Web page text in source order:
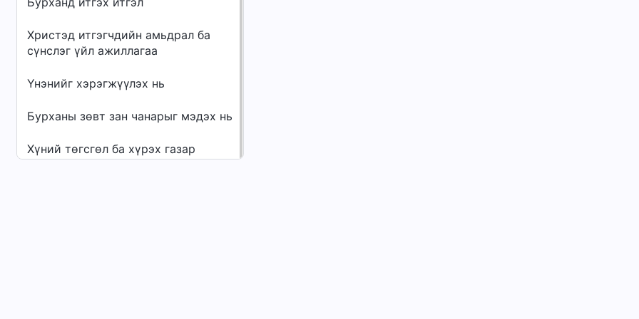
Христэд итгэгчдийн амьдрал ба
сүнслэг үйл ажиллагаа
Үнэнийг хэрэгжүүлэх нь
Бурханы зөвт зан чанарыг мэдэх нь
Хүний төгсгөл ба хүрэх газар